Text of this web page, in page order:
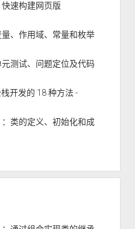
快速构建网页版
、作用域、常量和枚举
测试、问题定位及代码
开发的 18 种方法-
类的定义、初始化和成